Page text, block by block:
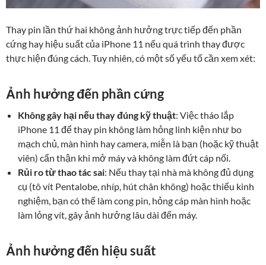
Thay pin lần thứ hai không ảnh hưởng trực tiếp đến phần
cứng hay hiệu suất của iPhone 11 nếu quá trình thay được
thực hiện đúng cách. Tuy nhiên, có một số yếu tố cần xem xét:
Ảnh hưởng đến phần cứng
Không gây hại nếu thay đúng kỹ thuật: Việc tháo lắp
iPhone 11 để thay pin không làm hỏng linh kiện như bo
mạch chủ, màn hình hay camera, miễn là bạn (hoặc kỹ thuật
viên) cẩn thận khi mở máy và không làm đứt cáp nối.
Rủi ro từ thao tác sai: Nếu thay tại nhà mà không đủ dụng
cụ (tô vít Pentalobe, nhíp, hút chân không) hoặc thiếu kinh
nghiệm, bạn có thể làm cong pin, hỏng cáp màn hình hoặc
làm lỏng vít, gây ảnh hưởng lâu dài đến máy.
Ảnh hưởng đến hiệu suất